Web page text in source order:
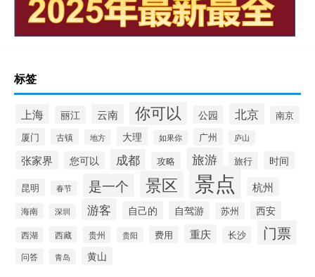
标签
上海 丽江 云南 你可以 公园 北京
南京
厦门
古镇 地方 大理 如果你 广州 庐山
张家界 您可以 成都 攻略 旅游 旅行 时间
昆明 春节 是一个 景区 景点 杭州
海南 深圳 游客 自己的 自驾游 苏州 西安
西湖 西藏 贵州 贵阳 费用 重庆 长沙 门票
问答 青岛 黄山